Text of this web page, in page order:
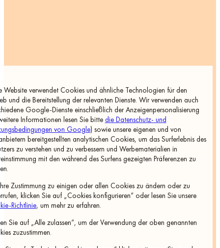
Website verwendet Cookies und ähnliche Technologien für den
und die Bereitstellung der relevanten Dienste. Wir verwenden auch
Google-Dienste einschließlich der Anzeigenpersonalisierung
Informationen lesen Sie bitte die Datenschutz- und
von Google) sowie unsere eigenen und von
bereitgestellten analytischen Cookies, um das Surferlebnis des
zu verstehen und zu verbessern und Werbematerialien in
mit den während des Surfens gezeigten Präferenzen zu
Zustimmung zu einigen oder allen Cookies zu ändern oder zu
klicken Sie auf „Cookies konfigurieren“ oder lesen Sie unsere
Richtlinie, um mehr zu erfahren.
Sie auf „Alle zulassen“, um der Verwendung der oben genannten
zuzustimmen.